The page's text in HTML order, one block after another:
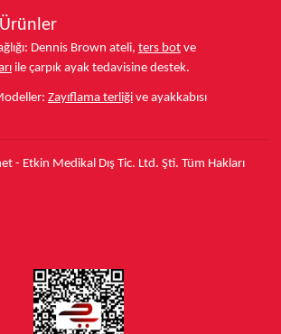
Dennis Brown ateli, ters bot ve
ile çarpık ayak tedavisine destek.
Zayıflama terliği ve ayakkabısı
- Etkin Medikal Dış Tic. Ltd. Şti. Tüm Hakları